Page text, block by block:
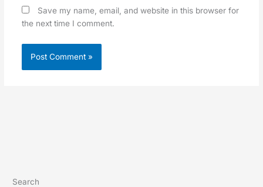
Save my name, email, and website in this browser for
the next time I comment.
Search